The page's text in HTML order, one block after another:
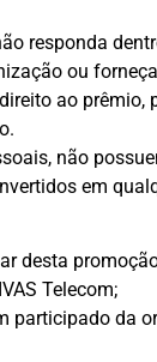
responda
ou
ao prêmio,
não
em
desta
Telecom;
participado da